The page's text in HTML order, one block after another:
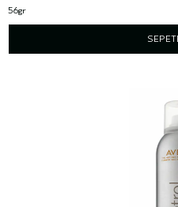
56gr